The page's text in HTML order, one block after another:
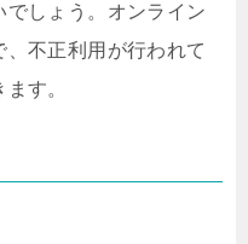
しょう。オンライン
不正利用が行われて
す。